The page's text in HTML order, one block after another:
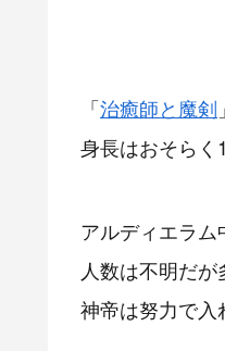
「治癒師と魔剣
身長はおそらく
アルディエラ
人数は不明だ
神帝は努力で入